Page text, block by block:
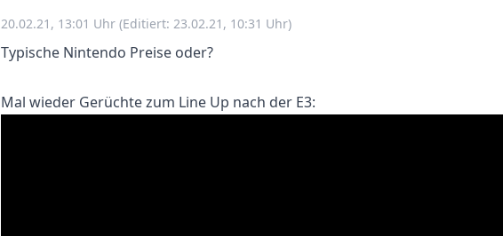
20.02.21, 13:01 Uhr(Editiert: 23.02.21, 10:31 Uhr)
Typische Nintendo Preise oder?
Mal wieder Gerüchte zum Line Up nach der E3: